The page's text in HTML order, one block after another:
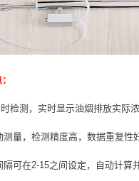
测，实时显示油烟排放实际浓
，检测精度高，数据重复性好
在2-15之间设定，自动计算并